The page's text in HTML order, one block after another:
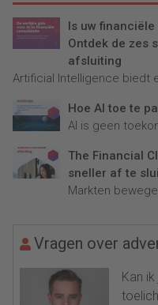
Is uw
Ontdek de zes
afsluiting
Artificial Intelligence biedt
Hoe AI toe te
AI is geen
The Financial
sneller af te
Markten
Vragen over
Kan